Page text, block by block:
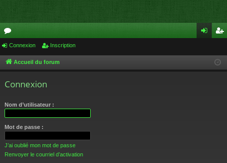
or
u cri
Connexion Inscription
Accueil du forum
Connexion
Nom d’utilisateur :
Mot de passe :
J’ai oublié mon mot de passe
Renvoyer le courriel d’activation